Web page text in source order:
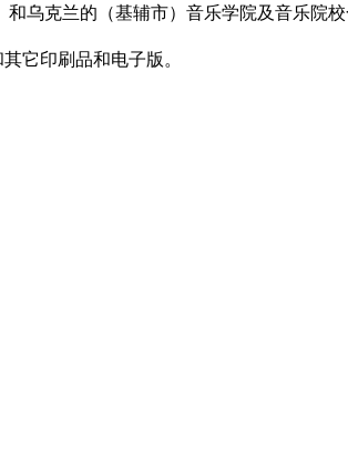
乌克兰的（基辅市）音乐学院及音乐院
它印刷品和电子版。